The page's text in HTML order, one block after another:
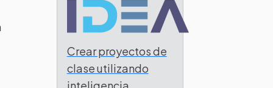
Crear proyectos de
clase utilizando
inteligencia